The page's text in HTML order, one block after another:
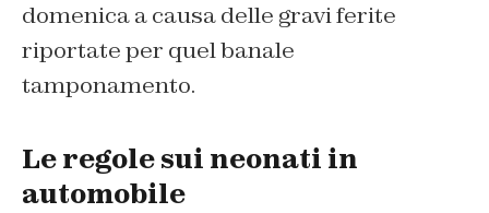
domenica a causa delle gravi ferite
riportate per quel banale
tamponamento.
Le regole sui neonati in
automobile